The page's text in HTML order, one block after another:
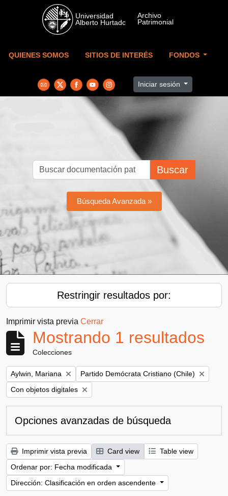
Skip to main content
QUIENES SOMOS SITIOS DE INTERÉS FONDOS
Iniciar sesión
Buscar
Búsqueda Avanzada »
Restringir resultados por:
Imprimir vista previa Cerrar
Mostrando 1 resultados
Colecciones
Remove filter:
Aylwin, Mariana Remove filter:
Partido Demócrata Cristiano (Chile)
Remove filter:
Con objetos digitales
Opciones avanzadas de búsqueda
Imprimir vista previa Card view
Table view
Ordenar por: Fecha modificada
Dirección: Clasificación en orden ascendente